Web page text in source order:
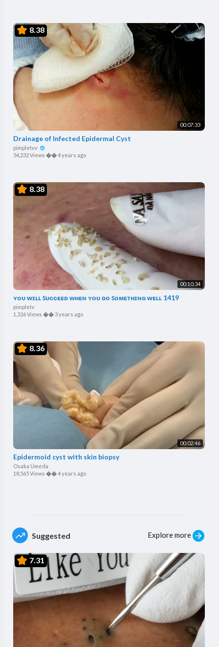
8.38
00:07:33
Drainage of Infected Epidermal Cyst
pimpletvv
54,232 Views ��4 years ago
8.38
00:10:34
ʏᴏᴜ ᴡɪʟʟ ꜱᴜᴄᴄᴇᴇᴅ ᴡʜᴇɴ ʏᴏᴜ ᴅᴏ ꜱᴏᴍᴇᴛʜɪɴɢ ᴡᴇʟʟ 1419
pimpletv
1,326 Views �� 3 years ago
8.36
00:02:46
Epidermoid cyst with skin biopsy
Osaka Umeda
18,565 Views ��4 years ago
Suggested Explore more
7.31